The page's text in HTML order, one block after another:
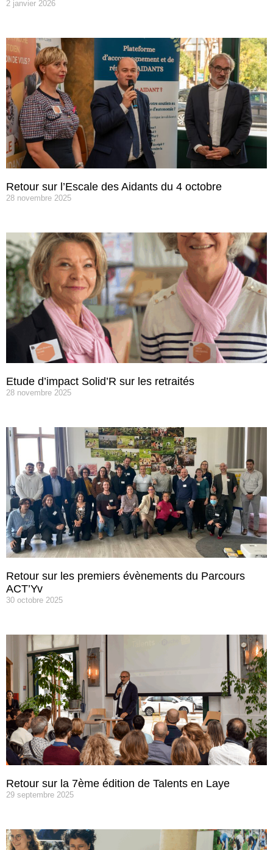
2 janvier 2026
Retour sur l’Escale des Aidants du 4 octobre
28 novembre 2025
Etude d’impact Solid’R sur les retraités
28 novembre 2025
Retour sur les premiers évènements du Parcours
ACT’Yv
30 octobre 2025
Retour sur la 7ème édition de Talents en Laye
29 septembre 2025